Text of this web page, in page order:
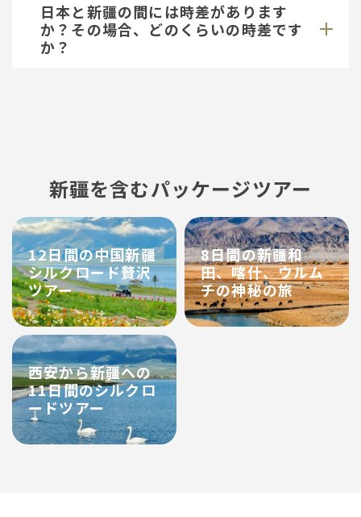
日本と新疆の間には時差があります
か？その場合、どのくらいの時差です
か？
新疆を含むパッケージツアー
12日間の中国新疆
シルクロード贅沢
ツアー
8日間の新疆和
田、喀什、ウルム
チの神秘の旅
西安から新疆への
11日間のシルクロ
ードツアー